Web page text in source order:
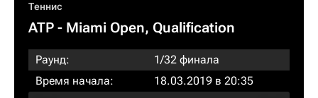
Теннис
ATP - Miami Open, Qualification
Раунд:
1/32 финала
Время начала:
18.03.2019 в 20:35